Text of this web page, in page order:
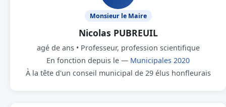
Monsieur le Maire
Nicolas PUBREUIL
agé de ans • Professeur, profession scientifique
En fonction depuis le — Municipales 2020
À la tête d'un conseil municipal de 29 élus honfleurais